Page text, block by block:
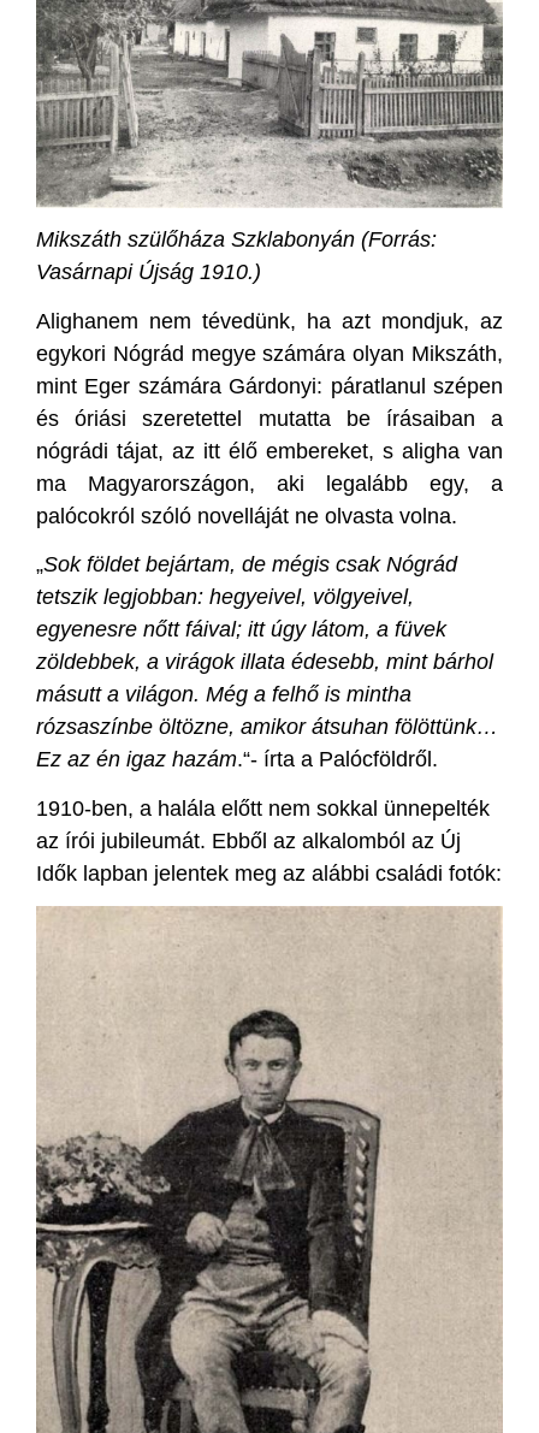
Mikszáth szülőháza Szklabonyán (Forrás:
Vasárnapi Újság 1910.)
Alighanem nem tévedünk, ha azt mondjuk, az
egykori Nógrád megye számára olyan Mikszáth,
mint Eger számára Gárdonyi: páratlanul szépen
és óriási szeretettel mutatta be írásaiban a
nógrádi tájat, az itt élő embereket, s aligha van
ma Magyarországon, aki legalább egy, a
palócokról szóló novelláját ne olvasta volna.
„Sok földet bejártam, de mégis csak Nógrád
tetszik legjobban: hegyeivel, völgyeivel,
egyenesre nőtt fáival; itt úgy látom, a füvek
zöldebbek, a virágok illata édesebb, mint bárhol
másutt a világon. Még a felhő is mintha
rózsaszínbe öltözne, amikor átsuhan fölöttünk…
Ez az én igaz hazám.“- írta a Palócföldről.
1910-ben, a halála előtt nem sokkal ünnepelték
az írói jubileumát. Ebből az alkalomból az Új
Idők lapban jelentek meg az alábbi családi fotók: